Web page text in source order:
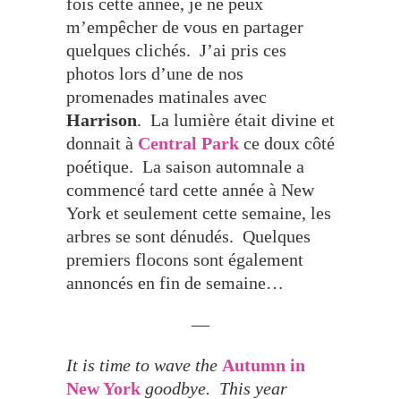
m’empêcher de vous en partager
quelques clichés. J’ai pris ces
photos lors d’une de nos
promenades matinales avec
Harrison. La lumière était divine et
donnait à Central Park ce doux côté
poétique. La saison automnale a
commencé tard cette année à New
York et seulement cette semaine, les
arbres se sont dénudés. Quelques
premiers flocons sont également
annoncés en fin de semaine…
—
It is time to wave the Autumn in
New York goodbye. This year